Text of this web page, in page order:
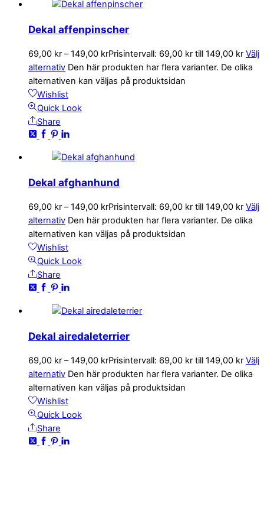
Dekal affenpinscher
69,00 kr – 149,00 krPrisintervall: 69,00 kr till 149,00 kr Välj
alternativ Den här produkten har flera varianter. De olika
alternativen kan väljas på produktsidan
Wishlist
Quick Look
Share
Dekal afghanhund
69,00 kr – 149,00 krPrisintervall: 69,00 kr till 149,00 kr Välj
alternativ Den här produkten har flera varianter. De olika
alternativen kan väljas på produktsidan
Wishlist
Quick Look
Share
Dekal airedaleterrier
69,00 kr – 149,00 krPrisintervall: 69,00 kr till 149,00 kr Välj
alternativ Den här produkten har flera varianter. De olika
alternativen kan väljas på produktsidan
Wishlist
Quick Look
Share